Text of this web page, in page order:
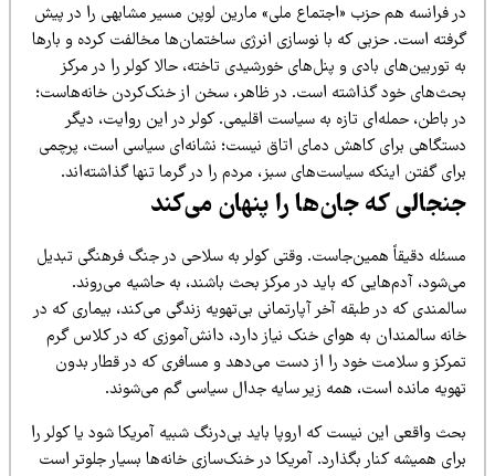
فرانسه هم حزب «اجتماع ملی» مارین لوپن مسیر مشابهی را در پیش
است. حزبی که با نوسازی انرژی ساختمان‌ها مخالفت کرده و بارها
توربین‌های بادی و پنل‌های خورشیدی تاخته، حالا کولر را در مرکز
خود گذاشته است. در ظاهر، سخن از خنک‌کردن خانه‌هاست؛
باطن، حمله‌ای تازه به سیاست اقلیمی. کولر در این روایت، دیگر
برای کاهش دمای اتاق نیست؛ نشانه‌ای سیاسی است، پرچمی
گفتن اینکه سیاست‌های سبز، مردم را در گرما تنها گذاشته‌اند.
که جان‌ها را پنهان می‌کند
دقیقاً همین‌جاست. وقتی کولر به سلاحی در جنگ فرهنگی تبدیل
آدم‌هایی که باید در مرکز بحث باشند، به حاشیه می‌روند.
که در طبقه آخر آپارتمانی بی‌تهویه زندگی می‌کند، بیماری که در
سالمندان به هوای خنک نیاز دارد، دانش‌آموزی که در کلاس گرم
و سلامت خود را از دست می‌دهد و مسافری که در قطار بدون
مانده است، همه زیر سایه جدال سیاسی گم می‌شوند.
واقعی این نیست که اروپا باید بی‌درنگ شبیه آمریکا شود یا کولر را
همیشه کنار بگذارد. آمریکا در خنک‌سازی خانه‌ها بسیار جلوتر است